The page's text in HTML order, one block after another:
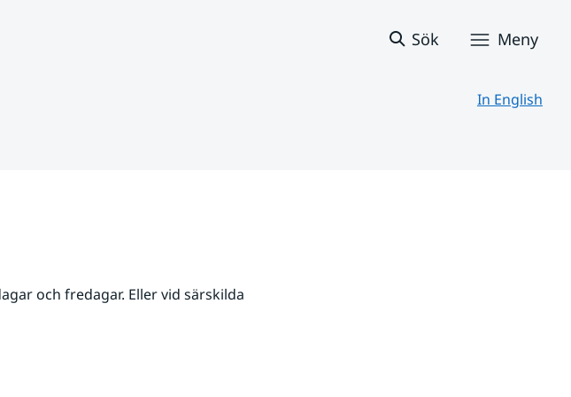
Sök Meny
In English
och fredagar. Eller vid särskilda